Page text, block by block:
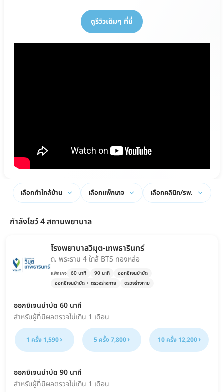
ดูรีวิวเต็มๆ ที่นี่
เลือกทำใกล้บ้าน เลือกแพ็กเกจ เลือกคลินิก/รพ.
กำลังโชว์ 4 สถานพยาบาล
โรงพยาบาลวิมุต-เทพธารินทร์
ถ. พระราม 4 ใกล้ BTS ทองหล่อ
แพ็กเกจ 60 นาที 90 นาที
ออกซิเจนบำบัด
ออกซิเจนบำบัด + ตรวจร่างกาย
ตรวจร่างกาย
ออกซิเจนบำบัด 60 นาที
สำหรับผู้ที่มีผลตรวจไม่เกิน 1 เดือน
1 ครั้ง 1,590 5 ครั้ง 7,800 10 ครั้ง 12,200
ออกซิเจนบำบัด 90 นาที
สำหรับผู้ที่มีผลตรวจไม่เกิน 1 เดือน